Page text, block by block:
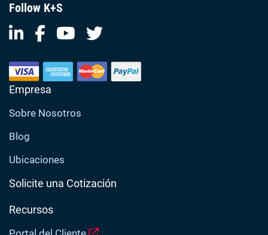
Follow K+S
Empresa
Sobre Nosotros
Blog
Ubicaciones
Solicite una Cotización
Recursos